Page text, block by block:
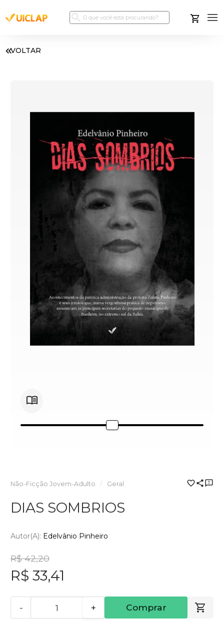
VOLTAR
Não-Ficção Jovem-Adulto Geral
DIAS SOMBRIOS
Autor(a): Edelvânio Pinheiro
R$ 42,20
R$ 33,41
- + Comprar